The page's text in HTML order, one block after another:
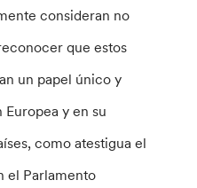
consideran no
que estos
un papel único y
y en su
como atestigua el
el Parlamento